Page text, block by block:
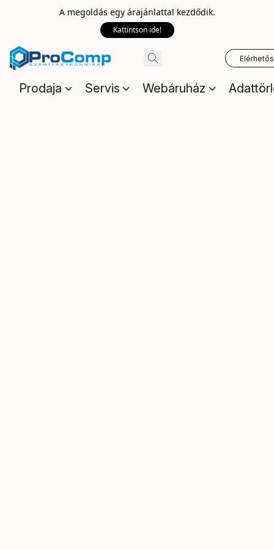
A megoldás egy árajánlattal kezdődik.
Kattintson ide!
Prodaja Servis Webáruház